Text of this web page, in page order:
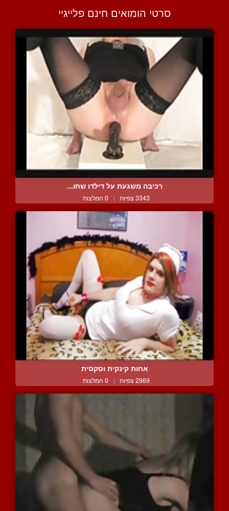
סרטי הומואים חינם פלייגיי
רכיבה משגעת על דילדו שחו...
3343 צפיות | 0 המלצות
אחות קינקית וסקסית
2969 צפיות | 0 המלצות